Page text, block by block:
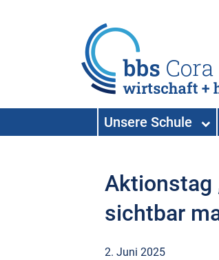
Hauptnavigation
Unsere Schule
Aktionstag
sichtbar
2. Juni 2025